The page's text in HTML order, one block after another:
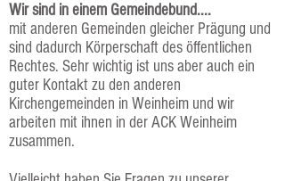
Wir sind in einem Gemeindebund....
mit anderen Gemeinden gleicher Prägung und
sind dadurch Körperschaft des öffentlichen
Rechtes. Sehr wichtig ist uns aber auch ein
guter Kontakt zu den anderen
Kirchengemeinden in Weinheim und wir
arbeiten mit ihnen in der ACK Weinheim
zusammen.